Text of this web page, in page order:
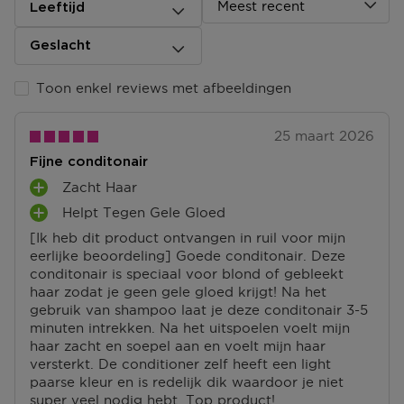
Zodra jouw pakket klaar ligt dan ontvang je een mail.
ophalen.
Na ontvangst van jouw bestelling producten heb je 14
dagen om deze (gedeeltelijk) terug te sturen of te
herroepen. Na de herroeping heb je dan nog eens 14
dagen de tijd om de producten te retourneren. Om
jouw bestelling te herroepen, kun je contact met ons
opnemen of gebruikmaken van eenmodelformulier
voor herroeping .
Omruilen of terugbrengen in de winkel
Je mag het product ook terugbrengen of omruilen in
een winkel bij jou in de buurt. Hiervoor hoef je geen
retourformulier in te vullen. Neem wel je
orderbevestiging mee.
Leeftijd
Geslacht
Toon enkel reviews met afbeeldingen
Meest recent
25 maart 2026
Fijne conditonair
[Ik heb dit product ontvangen in ruil voor mijn
eerlijke beoordeling] Goede conditonair. Deze
conditonair is speciaal voor blond of gebleekt
haar zodat je geen gele gloed krijgt! Na het
gebruik van shampoo laat je deze conditonair 3-5
minuten intrekken. Na het uitspoelen voelt mijn
haar zacht en soepel aan en voelt mijn haar
versterkt. De conditioner zelf heeft een light
paarse kleur en is redelijk dik waardoor je niet
super veel nodig hebt. Top product!
P
L
U
S
U
T
E
Zacht Haar
P
L
U
S
P
U
N
T
E
N
Helpt Tegen Gele Gloed